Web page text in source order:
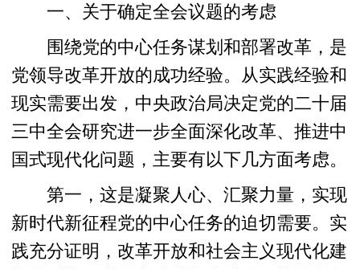
一、关于确定全会议题的考虑
围绕党的中心任务谋划和部署改革，是
党领导改革开放的成功经验。从实践经验和
现实需要出发，中央政治局决定党的二十届
三中全会研究进一步全面深化改革、推进中
国式现代化问题，主要有以下几方面考虑。
第一，这是凝聚人心、汇聚力量，实现
新时代新征程党的中心任务的迫切需要。实
践充分证明，改革开放和社会主义现代化建